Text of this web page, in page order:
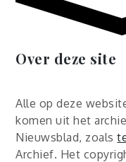
Over deze site
Alle op deze
komen uit het
Nieuwsblad, zoals
Archief. Het